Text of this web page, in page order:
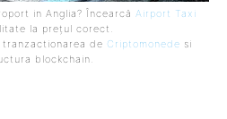
in Anglia? Încearcă Airport Taxi
la prețul corect.
tranzactionarea de Criptomonede si
blockchain.